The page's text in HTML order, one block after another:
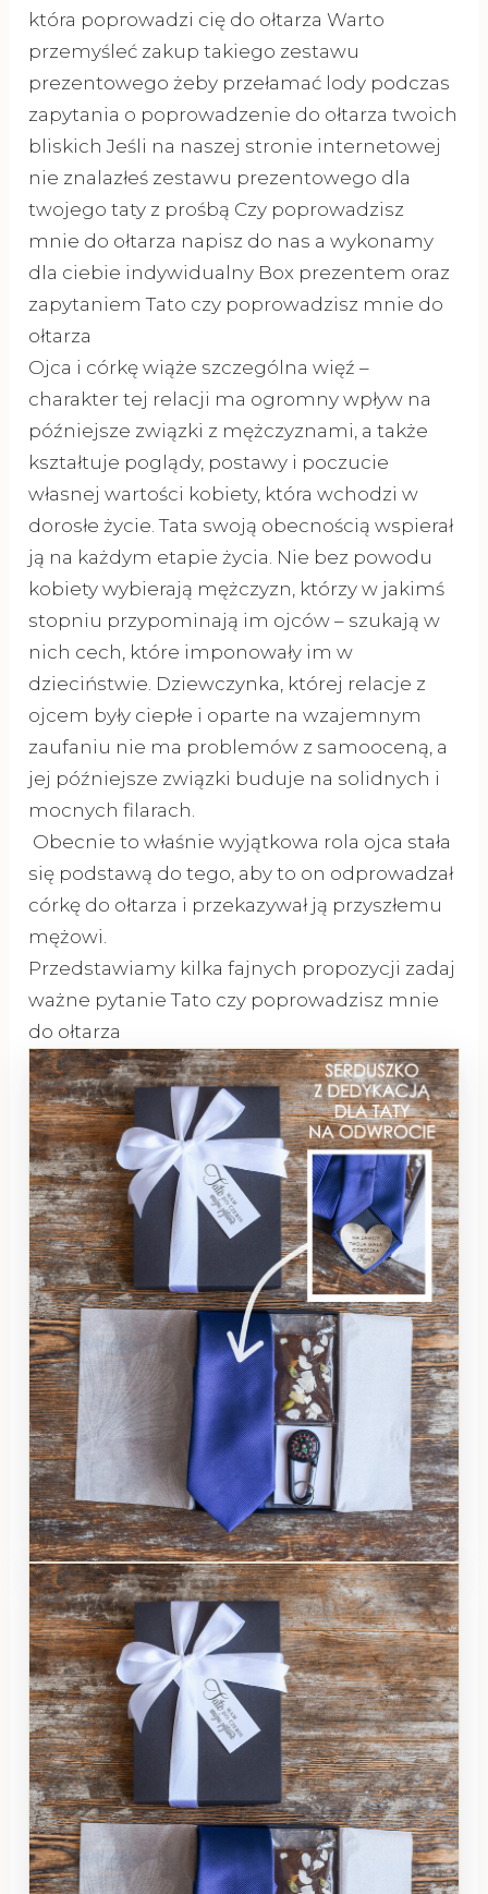
która poprowadzi cię do ołtarza Warto
przemyśleć zakup takiego zestawu
prezentowego żeby przełamać lody podczas
zapytania o poprowadzenie do ołtarza twoich
bliskich Jeśli na naszej stronie internetowej
nie znalazłeś zestawu prezentowego dla
twojego taty z prośbą Czy poprowadzisz
mnie do ołtarza napisz do nas a wykonamy
dla ciebie indywidualny Box prezentem oraz
zapytaniem Tato czy poprowadzisz mnie do
ołtarza
Ojca i córkę wiąże szczególna więź –
charakter tej relacji ma ogromny wpływ na
późniejsze związki z mężczyznami, a także
kształtuje poglądy, postawy i poczucie
własnej wartości kobiety, która wchodzi w
dorosłe życie. Tata swoją obecnością wspierał
ją na każdym etapie życia. Nie bez powodu
kobiety wybierają mężczyzn, którzy w jakimś
stopniu przypominają im ojców – szukają w
nich cech, które imponowały im w
dzieciństwie. Dziewczynka, której relacje z
ojcem były ciepłe i oparte na wzajemnym
zaufaniu nie ma problemów z samooceną, a
jej późniejsze związki buduje na solidnych i
mocnych filarach.
Obecnie to właśnie wyjątkowa rola ojca stała
się podstawą do tego, aby to on odprowadzał
córkę do ołtarza i przekazywał ją przyszłemu
mężowi.
Przedstawiamy kilka fajnych propozycji zadaj
ważne pytanie Tato czy poprowadzisz mnie
do ołtarza